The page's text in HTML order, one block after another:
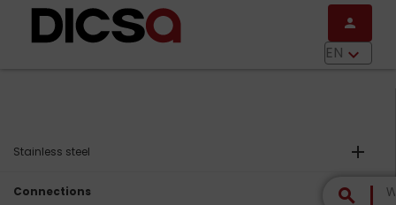
Skip to main content
person
EN keyboard_arrow_down
search
Stainless steel add
Connections remove